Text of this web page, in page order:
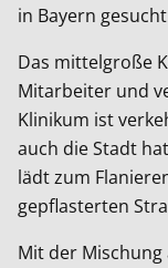
in Bayern
Das mittelgroße
Mitarbeiter und
Klinikum ist
auch die Stadt
lädt zum
gepflasterten
Mit der